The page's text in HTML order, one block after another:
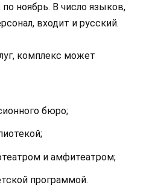
ноябрь. В число языков,
входит и русский.
комплекс может
бюро;
и амфитеатром;
программой.